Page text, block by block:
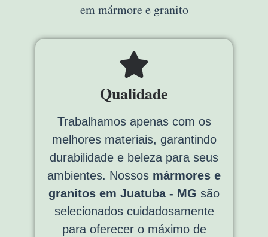
em mármore e granito
Qualidade
Trabalhamos apenas com os
melhores materiais, garantindo
durabilidade e beleza para seus
ambientes. Nossos mármores e
granitos em Juatuba - MG são
selecionados cuidadosamente
para oferecer o máximo de